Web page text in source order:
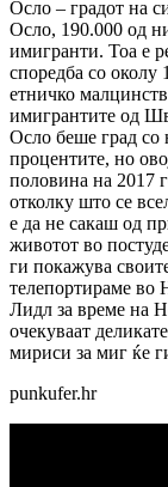
Осло – градот на
Осло, 190.000 од
имигранти. Тоа е
споредба со околу
етничко
имигрантите од
Осло беше град со
процентите, но
половина на 2017
отколку што се
е да не сакаш од
животот во
ги покажува
телепортираме во
Лидл за време на
очекуваат
мириси за миг ќе
punkufer.hr